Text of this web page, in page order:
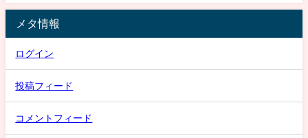
メタ情報
ログイン
投稿フィード
コメントフィード